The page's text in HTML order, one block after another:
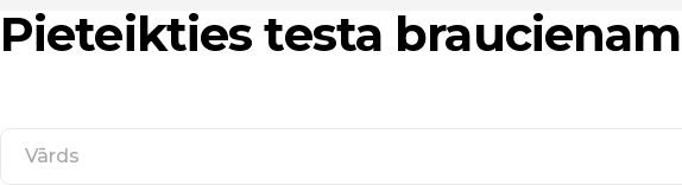
Pieteikties testa braucienam